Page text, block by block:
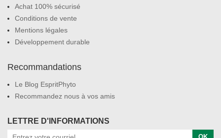
Achat 100% sécurisé
Conditions de vente
Mentions légales
Développement durable
Recommandations
Le Blog EspritPhyto
Recommandez nous à vos amis
LETTRE D'INFORMATIONS